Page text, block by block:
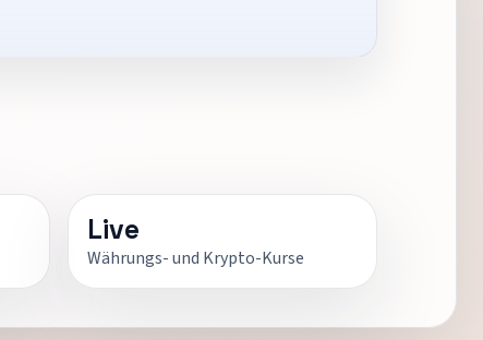
Live
Währungs- und Krypto-Kurse